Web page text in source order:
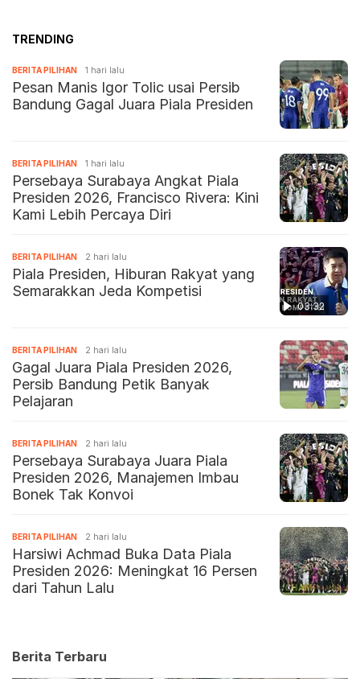
TRENDING
BERITA PILIHAN 1 hari lalu
Pesan Manis Igor Tolic usai Persib
Bandung Gagal Juara Piala Presiden
BERITA PILIHAN 1 hari lalu
Persebaya Surabaya Angkat Piala
Presiden 2026, Francisco Rivera: Kini
Kami Lebih Percaya Diri
03:32
BERITA PILIHAN 2 hari lalu
Piala Presiden, Hiburan Rakyat yang
Semarakkan Jeda Kompetisi
BERITA PILIHAN 2 hari lalu
Gagal Juara Piala Presiden 2026,
Persib Bandung Petik Banyak
Pelajaran
BERITA PILIHAN 2 hari lalu
Persebaya Surabaya Juara Piala
Presiden 2026, Manajemen Imbau
Bonek Tak Konvoi
BERITA PILIHAN 2 hari lalu
Harsiwi Achmad Buka Data Piala
Presiden 2026: Meningkat 16 Persen
dari Tahun Lalu
Berita Terbaru